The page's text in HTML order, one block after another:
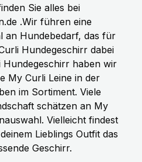
Sie alles bei
.Wir führen eine
an Hundebedarf, das für
Hundegeschirr dabei
Hundegeschirr haben wir
My Curli Leine in der
im Sortiment. Viele
schätzen an My
Vielleicht findest
Lieblings Outfit das
Geschirr.